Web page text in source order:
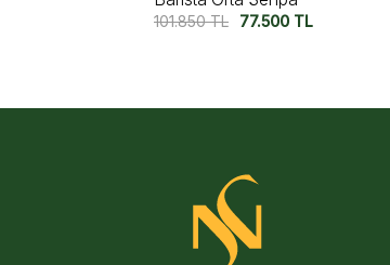
52.790TL 42.500 TL